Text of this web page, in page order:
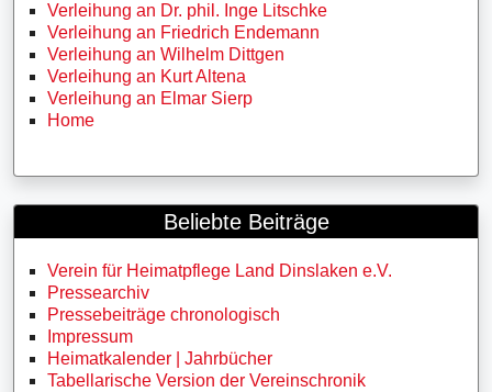
Verleihung an Dr. phil. Inge Litschke
Verleihung an Friedrich Endemann
Verleihung an Wilhelm Dittgen
Verleihung an Kurt Altena
Verleihung an Elmar Sierp
Home
Beliebte Beiträge
Verein für Heimatpflege Land Dinslaken e.V.
Pressearchiv
Pressebeiträge chronologisch
Impressum
Heimatkalender | Jahrbücher
Tabellarische Version der Vereinschronik